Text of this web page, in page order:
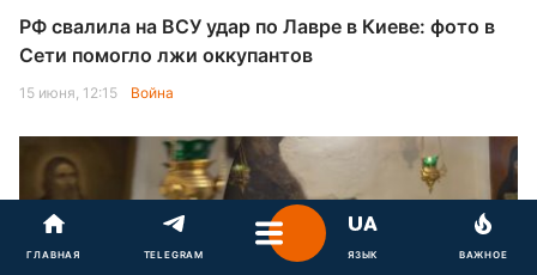
РФ свалила на ВСУ удар по Лавре в Киеве: фото в
Сети помогло лжи оккупантов
15 июня, 12:15 Война
ГЛАВНАЯ TELEGRAM ЯЗЫК ВАЖНОЕ